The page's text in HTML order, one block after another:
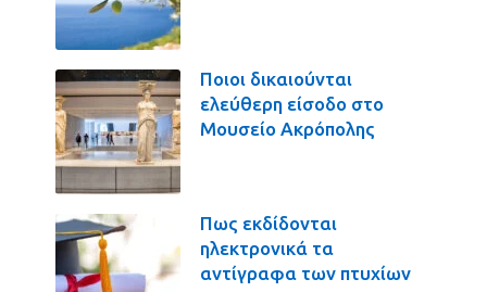
Ποιοι δικαιούνται
ελεύθερη είσοδο στο
Μουσείο Ακρόπολης
Πως εκδίδονται
ηλεκτρονικά τα
αντίγραφα των πτυχίων